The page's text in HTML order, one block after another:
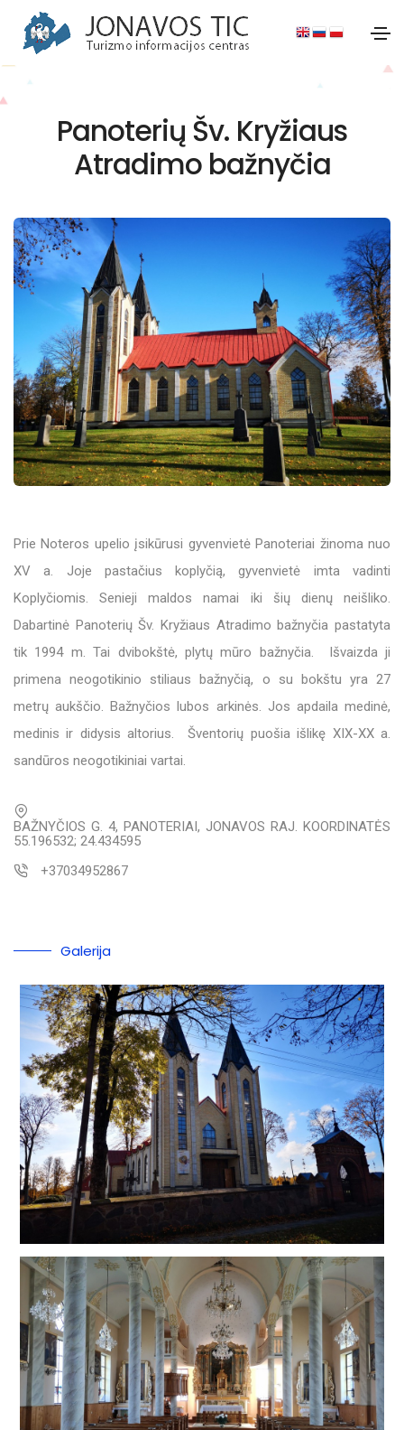
Panoterių Šv. Kryžiaus
Atradimo bažnyčia
Prie Noteros upelio įsikūrusi gyvenvietė Panoteriai žinoma nuo
XV a. Joje pastačius koplyčią, gyvenvietė imta vadinti
Koplyčiomis. Senieji maldos namai iki šių dienų neišliko.
Dabartinė Panoterių Šv. Kryžiaus Atradimo bažnyčia pastatyta
tik 1994 m. Tai dvibokštė, plytų mūro bažnyčia. Išvaizda ji
primena neogotikinio stiliaus bažnyčią, o su bokštu yra 27
metrų aukščio. Bažnyčios lubos arkinės. Jos apdaila medinė,
medinis ir didysis altorius. Šventorių puošia išlikę XIX-XX a.
sandūros neogotikiniai vartai.
BAŽNYČIOS G. 4, PANOTERIAI, JONAVOS RAJ. KOORDINATĖS
55.196532; 24.434595
+37034952867
Galerija